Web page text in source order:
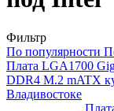
Фильтр
По популярности
Плата LGA1700
DDR4 M.2 mATX
Владивостоке